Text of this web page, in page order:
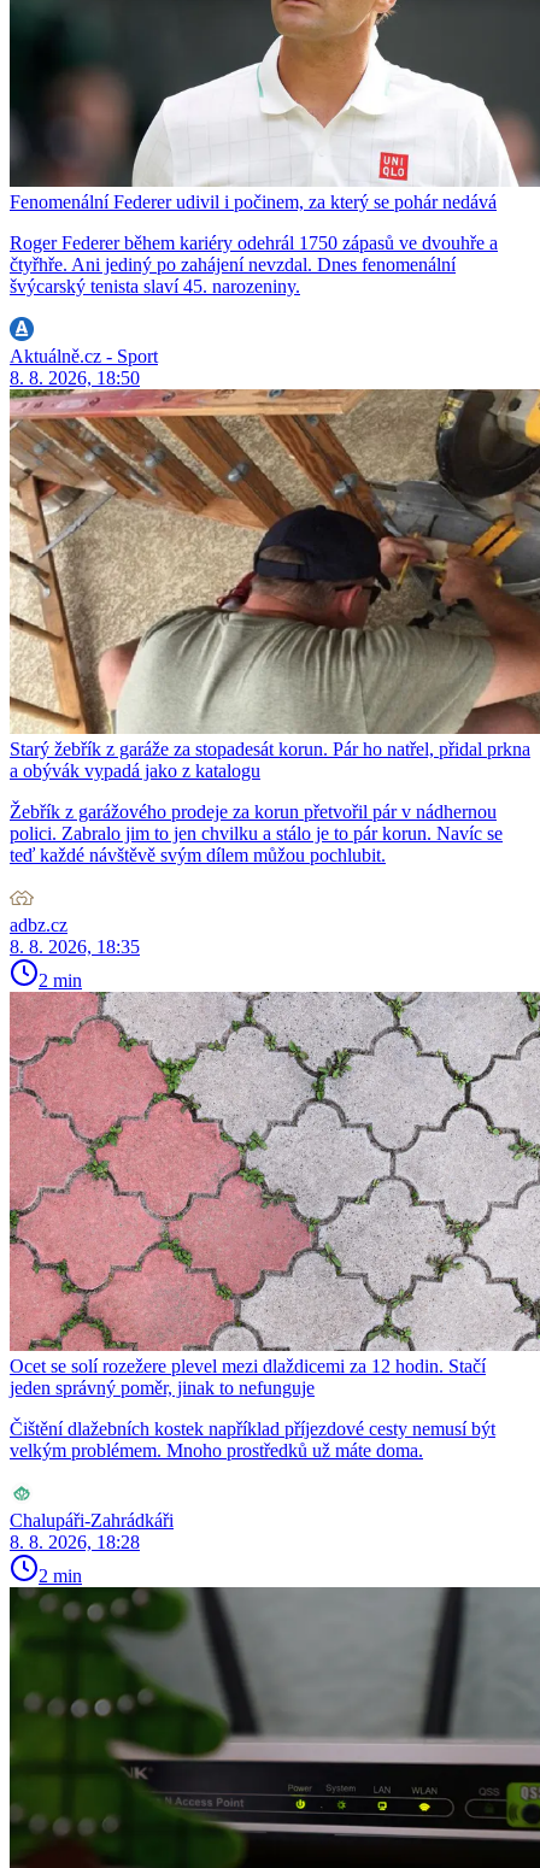
Fenomenální Federer udivil i počinem, za který se pohár nedává
Roger Federer během kariéry odehrál 1750 zápasů ve dvouhře a
čtyřhře. Ani jediný po zahájení nevzdal. Dnes fenomenální
švýcarský tenista slaví 45. narozeniny.
Aktuálně.cz - Sport
8. 8. 2026, 18:50
Starý žebřík z garáže za stopadesát korun. Pár ho natřel, přidal prkna
a obývák vypadá jako z katalogu
Žebřík z garážového prodeje za korun přetvořil pár v nádhernou
polici. Zabralo jim to jen chvilku a stálo je to pár korun. Navíc se
teď každé návštěvě svým dílem můžou pochlubit.
adbz.cz
8. 8. 2026, 18:35
2 min
Ocet se solí rozežere plevel mezi dlaždicemi za 12 hodin. Stačí
jeden správný poměr, jinak to nefunguje
Čištění dlažebních kostek například příjezdové cesty nemusí být
velkým problémem. Mnoho prostředků už máte doma.
Chalupáři-Zahrádkáři
8. 8. 2026, 18:28
2 min